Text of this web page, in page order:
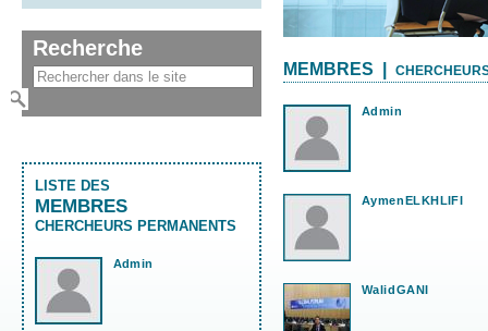
MEMBRES |
Admin
AymenELKHLIFI
WalidGANI
Recherche
LISTE DES
MEMBRES
CHERCHEURS PERMANENTS
Admin